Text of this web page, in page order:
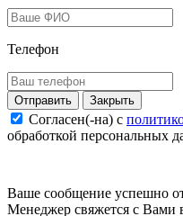
Телефон
Закрыть
Согласен(-на) c
обработкой персональных
Ваше сообщение успешно
Менеджер свяжется с Вами